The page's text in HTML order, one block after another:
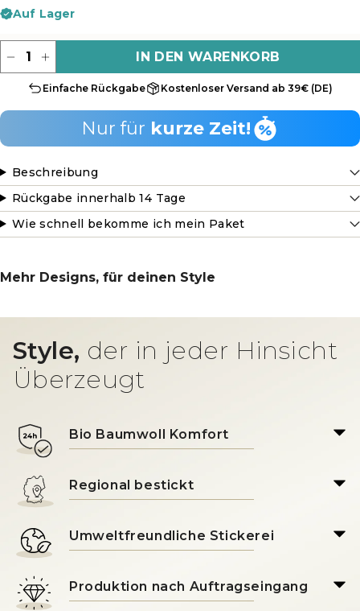
Auf Lager
IN DEN WARENKORB
Einfache Rückgabe Kostenloser Versand ab 39€ (DE)
Nur für kurze Zeit!
Beschreibung
Rückgabe innerhalb 14 Tage
Wie schnell bekomme ich mein Paket
Mehr Designs, für deinen Style
Style, der in jeder Hinsicht
Überzeugt
Bio Baumwoll Komfort
Regional bestickt
Umweltfreundliche Stickerei
Produktion nach Auftragseingang